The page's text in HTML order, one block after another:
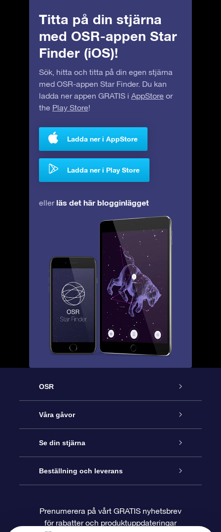
Titta på din stjärna
med OSR-appen Star
Finder (iOS)!
Sök, hitta och titta på din egen stjärna
med OSR-appen Star Finder. Du kan
ladda ner appen GRATIS i AppStore or
the Play Store!
Ladda ner i AppStore
Ladda ner i Play Store
eller läs det här blogginlägget
OSR
Kundtjänst
Kontakta oss
Blogg
Recensioner
Våra gåvor
Online-Stjärngåva
OSR Gåvopaket
OSR Presentkort
Se din stjärna
Stjärnregiste
Personlig Stjärnsida
Beställning och leverans
Betalningsinformation
Prenumerera på vårt GRATIS nyhetsbrev
för rabatter och produktuppdateringar